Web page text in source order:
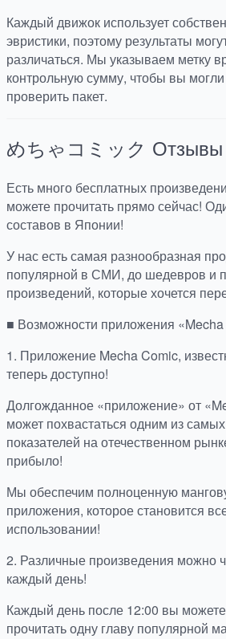
Каждый движок использует
эвристики, поэтому результаты
различаться. Мы указываем метку
контрольную сумму, чтобы вы
проверить пакет.
めちゃコミック Отзывы
Есть много бесплатных
можете прочитать прямо сейчас!
составов в Японии!
У нас есть самая разнообразная
популярной в СМИ, до шедевров и
произведений, которые хочется
■ Возможности приложения
1. Приложение Mecha Comic,
теперь доступно!
Долгожданное «приложение» от
может похвастаться одним из
показателей на отечественном
прибыло!
Мы обеспечим полноценную
приложения, которое становится
использовании!
2. Различные произведения можно
каждый день!
Каждый день после 12:00 вы
прочитать одну главу популярной